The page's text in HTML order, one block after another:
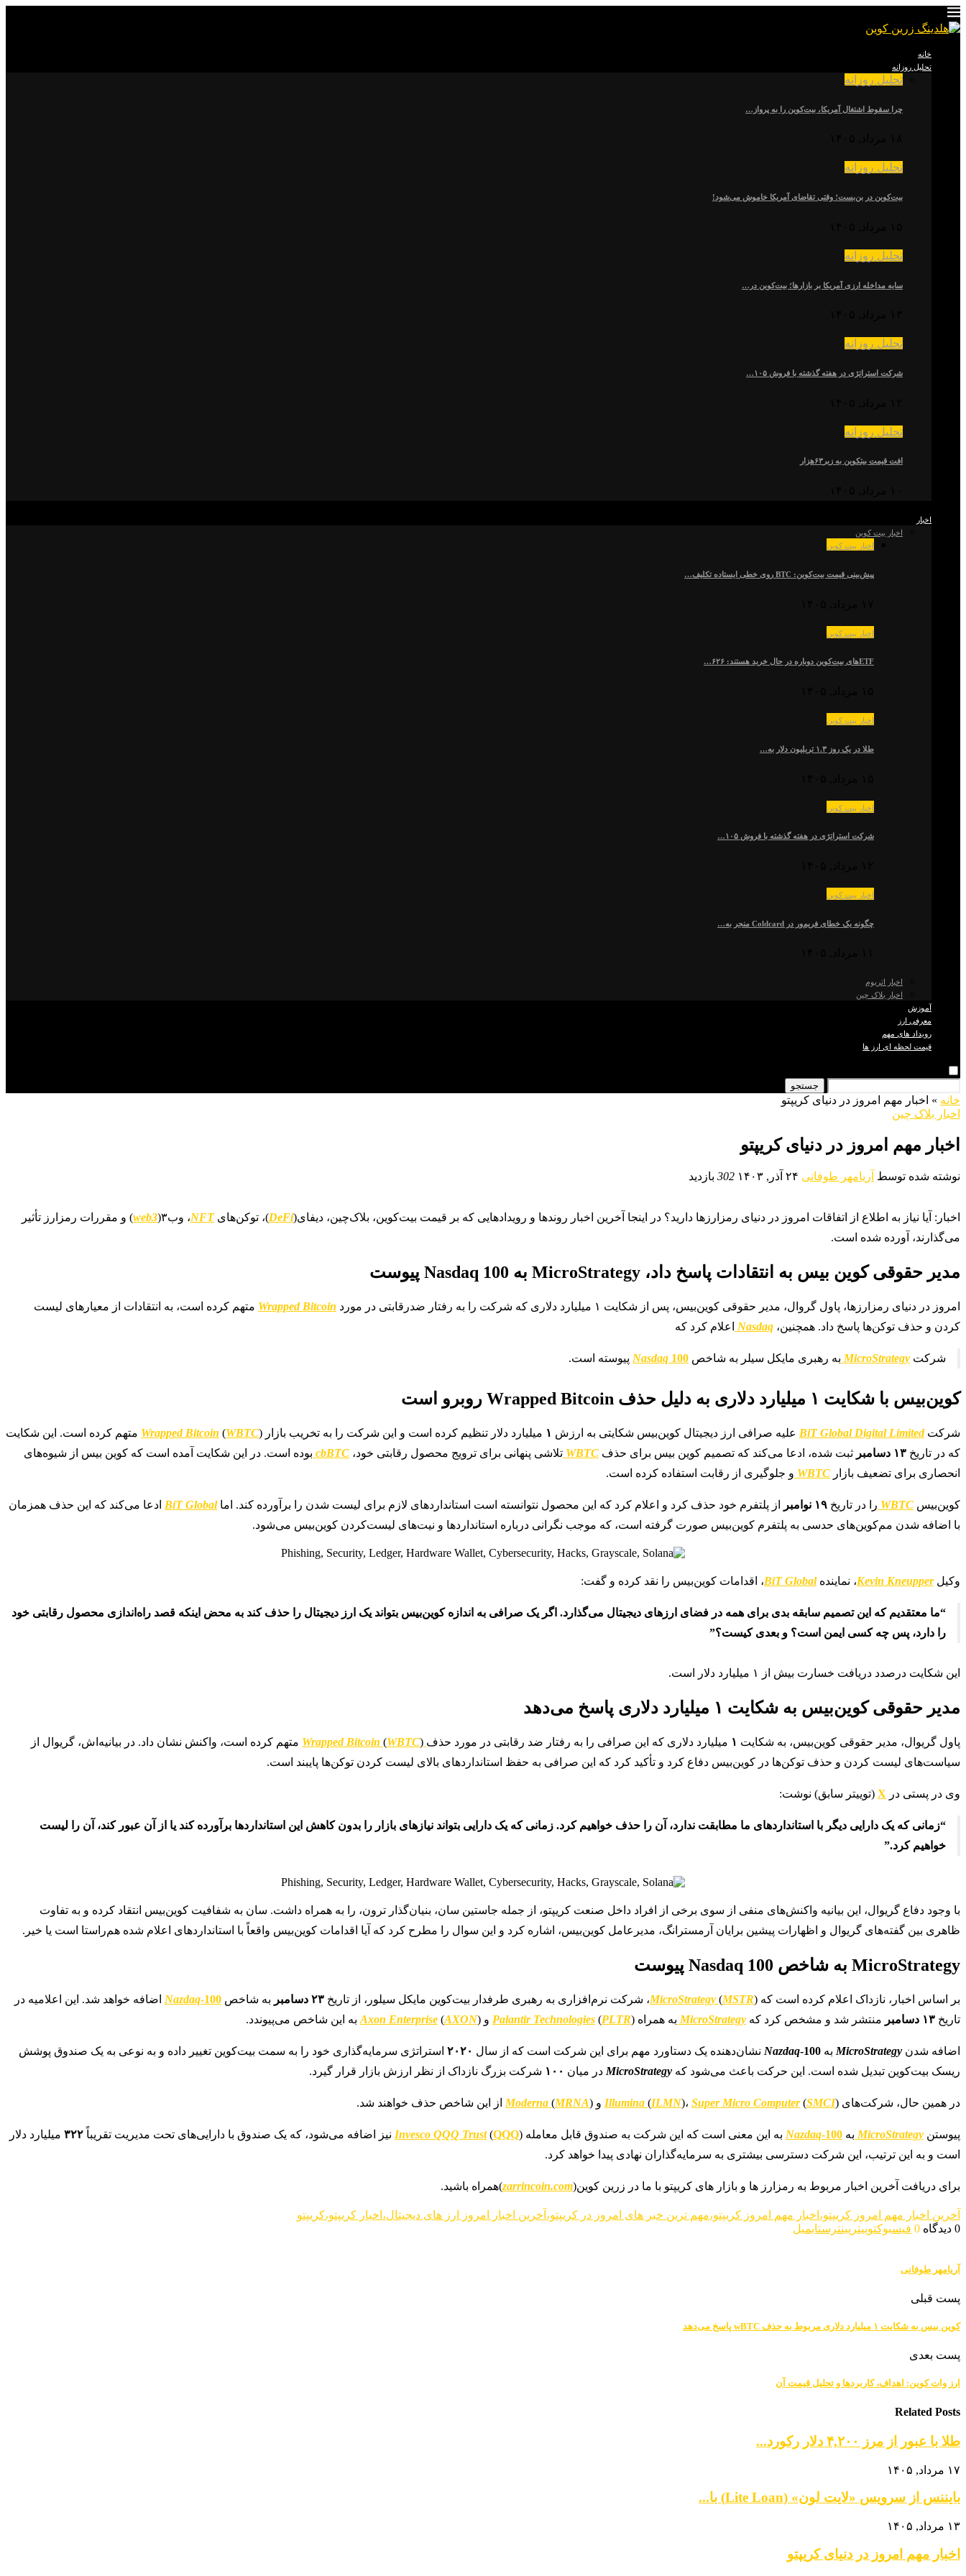
خانه
تحلیل روزانه
تحلیل روزانه
چرا سقوط اشتغال آمریکا، بیت‌کوین را به پرواز…
تحلیل روزانه
بیت‌کوین در بن‌بست؛ وقتی تقاضای آمریکا خاموش می‌شود!
تحلیل روزانه
سایه مداخله ارزی آمریکا بر بازارها؛ بیت‌کوین در…
تحلیل روزانه
شرکت استراتژی در هفته گذشته با فروش ۱۰۵…
تحلیل روزانه
افت قیمت بیتکوین به زیر۶۳هزار
اخبار
اخبار بیت کوین
اخبار بیت کوین
پیش‌بینی قیمت بیت‌کوین: BTC روی خطی ایستاده تکلیف…
اخبار بیت کوین
ETFهای بیت‌کوین دوباره در حال خرید هستند: ۶۲۶…
اخبار بیت کوین
طلا در یک روز ۱.۳ تریلیون دلار به…
اخبار بیت کوین
شرکت استراتژی در هفته گذشته با فروش ۱۰۵…
اخبار بیت کوین
چگونه یک خطای فریم‌ور در Coldcard منجر به…
اخبار اتریوم
اخبار بلاک چین
آموزش
معرفی ارز
رویداد های مهم
قیمت لحظه ای ارز ها
جستجو
خانه » اخبار مهم امروز در دنیای کریپتو
اخبار بلاک چین
اخبار مهم امروز در دنیای کریپتو
نوشته شده توسط آریامهر طوفانی ۲۴ آذر, ۱۴۰۳ 302 بازدید
اخبار: آیا نیاز به اطلاع از اتفاقات امروز در دنیای رمزارزها دارید؟ در اینجا آخرین اخبار روندها و رویدادهایی که بر قیمت بیت‌کوین، بلاک‌چین، دیفای(DeFi)، توکن‌هایNFT، وب۳( web3) و مقررات رمزارز تأثیر
می‌گذارند، آورده شده است.
مدیر حقوقی کوین‌ بیس به انتقادات پاسخ داد، MicroStrategy به Nasdaq 100 پیوست
امروز در دنیای رمزارزها، پاول گروال، مدیر حقوقی کوین‌بیس، پس از شکایت ۱ میلیارد دلاری که شرکت را به رفتار ضدرقابتی در مورد Wrapped Bitcoin متهم کرده است، به انتقادات از معیارهای لیست
کردن و حذف توکن‌ها پاسخ داد. همچنین، Nasdaq اعلام کرد که
شرکت MicroStrategy به رهبری مایکل سیلر به شاخص Nasdaq 100 پیوسته است.
کوین‌بیس با شکایت ۱ میلیارد دلاری به دلیل حذف Wrapped Bitcoin روبرو است
شرکت BiT Global Digital Limited علیه صرافی ارز دیجیتال کوین‌بیس شکایتی به ارزش ۱ میلیارد دلار تنظیم کرده است و این شرکت را به تخریب بازار Wrapped Bitcoin (WBTC
) متهم کرده است. این شکایت
که در تاریخ ۱۳ دسامبر ثبت شده، ادعا می‌کند که تصمیم کوین‌ بیس برای حذف WBTC تلاشی پنهانی برای ترویج محصول رقابتی خود، cbBTC بوده است. در این شکایت آمده است که کوین‌ بیس از شیوه‌های
انحصاری برای تضعیف بازار WBTC و جلوگیری از رقابت استفاده کرده است.
کوین‌بیس WBTC را در تاریخ ۱۹ نوامبر از پلتفرم خود حذف کرد و اعلام کرد که این محصول نتوانسته است استانداردهای لازم برای لیست شدن را برآورده کند. اماBiT Global ادعا می‌کند که این حذف همزمان
با اضافه شدن مم‌کوین‌های حدسی به پلتفرم کوین‌بیس صورت گرفته است، که موجب نگرانی درباره استانداردها و نیت‌های لیست‌کردن کوین‌بیس می‌شود.
وکیلKevin Kneupper، نمایندهBiT Global، اقدامات کوین‌بیس را نقد کرده و گفت:
“ما معتقدیم که این تصمیم سابقه بدی برای همه در فضای ارزهای دیجیتال می‌گذارد. اگر یک صرافی به اندازه کوین‌بیس بتواند یک ارز دیجیتال را حذف کند به محض اینکه قصد راه‌اندازی محصول رقابتی خود
را دارد، پس چه کسی ایمن است؟ و بعدی کیست؟”
این شکایت درصدد دریافت خسارت بیش از ۱ میلیارد دلار است.
مدیر حقوقی کوین‌بیس به شکایت ۱ میلیارد دلاری پاسخ می‌دهد
پاول گریوال، مدیر حقوقی کوین‌بیس، به شکایت میلیارد دلاری که این صرافی را به رفتار ضد رقابتی در مورد حذف Wrapped Bitcoin (WBTC
) متهم کرده است، واکنش نشان داد. در بیانیه‌اش، گریوال از
سیاست‌های لیست کردن و حذف توکن‌ها در کوین‌بیس دفاع کرد و تأکید کرد که این صرافی به حفظ استانداردهای بالای لیست کردن توکن‌ها پایبند است.
وی در پستی در X (توییتر سابق) نوشت:
“زمانی که یک دارایی دیگر با استانداردهای ما مطابقت ندارد، آن را حذف خواهیم کرد. زمانی که یک دارایی بتواند نیازهای بازار را بدون کاهش این استانداردها برآورده کند یا از آن عبور کند، آن را لیست
خواهیم کرد.”
با وجود دفاع گریوال، این بیانیه واکنش‌های منفی از سوی برخی از افراد داخل صنعت کریپتو، از جمله جاستین سان، بنیان‌گذار ترون، را به همراه داشت. سان به شفافیت کوین‌بیس انتقاد کرده و به تفاوت
ظاهری بین گفته‌های گریوال و اظهارات پیشین برایان آرمسترانگ، مدیرعامل کوین‌بیس، اشاره کرد و این سوال را مطرح کرد که آیا اقدامات کوین‌بیس واقعاً با استانداردهای اعلام شده هم‌راستا است یا خیر.
MicroStrategy به شاخص Nasdaq 100 پیوست
بر اساس اخبار، نازداک اعلام کرده است که MicroStrategy (MSTR)، شرکت نرم‌افزاری به رهبری طرفدار بیت‌کوین مایکل سیلور، از تاریخ ۲۳ دسامبر به شاخص Nazdaq-100
اضافه خواهد شد. این اعلامیه در
تاریخ ۱۳ دسامبر منتشر شد و مشخص کرد که MicroStrategy به همراه Palantir Technologies (PLTR) و Axon Enterprise (AXON) به این شاخص می‌پیوندد.
اضافه شدن MicroStrategy به Nazdaq-100 نشان‌دهنده یک دستاورد مهم برای این شرکت است که از سال ۲۰۲۰ استراتژی سرمایه‌گذاری خود را به سمت بیت‌کوین تغییر داده و به نوعی به یک صندوق پوشش
ریسک بیت‌کوین تبدیل شده است. این حرکت باعث می‌شود که MicroStrategy در میان ۱۰۰ شرکت بزرگ نازداک از نظر ارزش بازار قرار گیرد.
در همین حال، شرکت‌های Illumina (ILMN)، Super Micro Computer(SMCI) و Moderna (MRNA) از این شاخص حذف خواهند شد.
پیوستن MicroStrategy به Nazdaq-100 به این معنی است که این شرکت به صندوق قابل معامله Invesco QQQ Trust(QQQ) نیز اضافه می‌شود، که یک صندوق با دارایی‌های تحت مدیریت تقریباً ۳۲۲ میلیارد دلار
است و به این ترتیب، این شرکت دسترسی بیشتری به سرمایه‌گذاران نهادی پیدا خواهد کرد.
برای دریافت آخرین اخبار مربوط به رمزارز ها و بازار های کریپتو با ما در زرین کوین(zarrincoin.com)همراه باشید.
آخرین اخبار مهم امروز کریپتو،اخبار مهم امروز کریپتو،مهم ترین خبر های امروز در کریپتو،آخرین اخبار امروز ارز های دیجیتال،اخبار کریپتو،کریپتو
0 دیدگاه
0 فیسبوکتوییتر پینترستایمیل
آریامهر طوفانی
پست قبلی
کوین‌ بیس به شکایت ۱ میلیارد دلاری مربوط به حذف wBTC پاسخ می‌دهد
پست بعدی
ارز وات کوین: اهداف، کاربردها و تحلیل قیمت آن
Related Posts
طلا با عبور از مرز ۴,۲۰۰ دلار رکورد...
۱۷ مرداد, ۱۴۰۵
بایننس از سرویس «لایت لون» (Lite Loan) با...
۱۳ مرداد, ۱۴۰۵
اخبار مهم امروز در دنیای کریپتو